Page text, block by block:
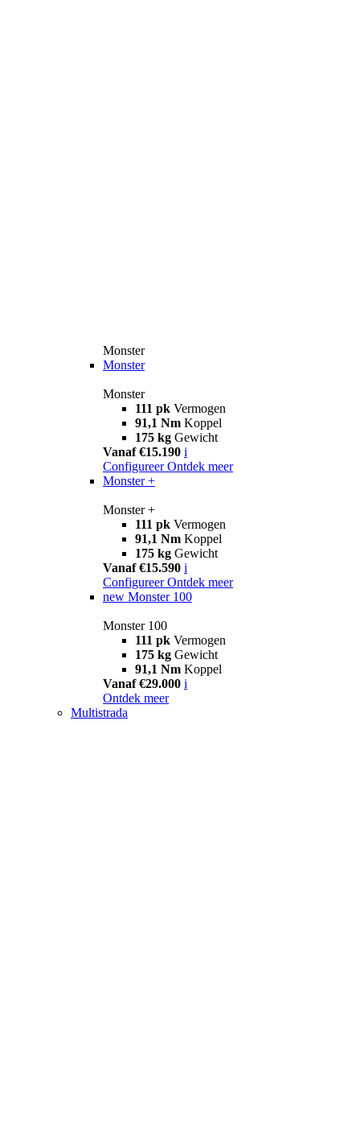
Monster
Monster
Monster
111 pk Vermogen
91,1 Nm Koppel
175 kg Gewicht
Vanaf €15.190 i
Configureer Ontdek meer
Monster +
Monster +
111 pk Vermogen
91,1 Nm Koppel
175 kg Gewicht
Vanaf €15.590 i
Configureer Ontdek meer
new Monster 100
Monster 100
111 pk Vermogen
175 kg Gewicht
91,1 Nm Koppel
Vanaf €29.000 i
Ontdek meer
Multistrada